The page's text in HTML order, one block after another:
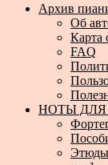
Архив
Об
Карта
FAQ
НОТЫ
Этюды